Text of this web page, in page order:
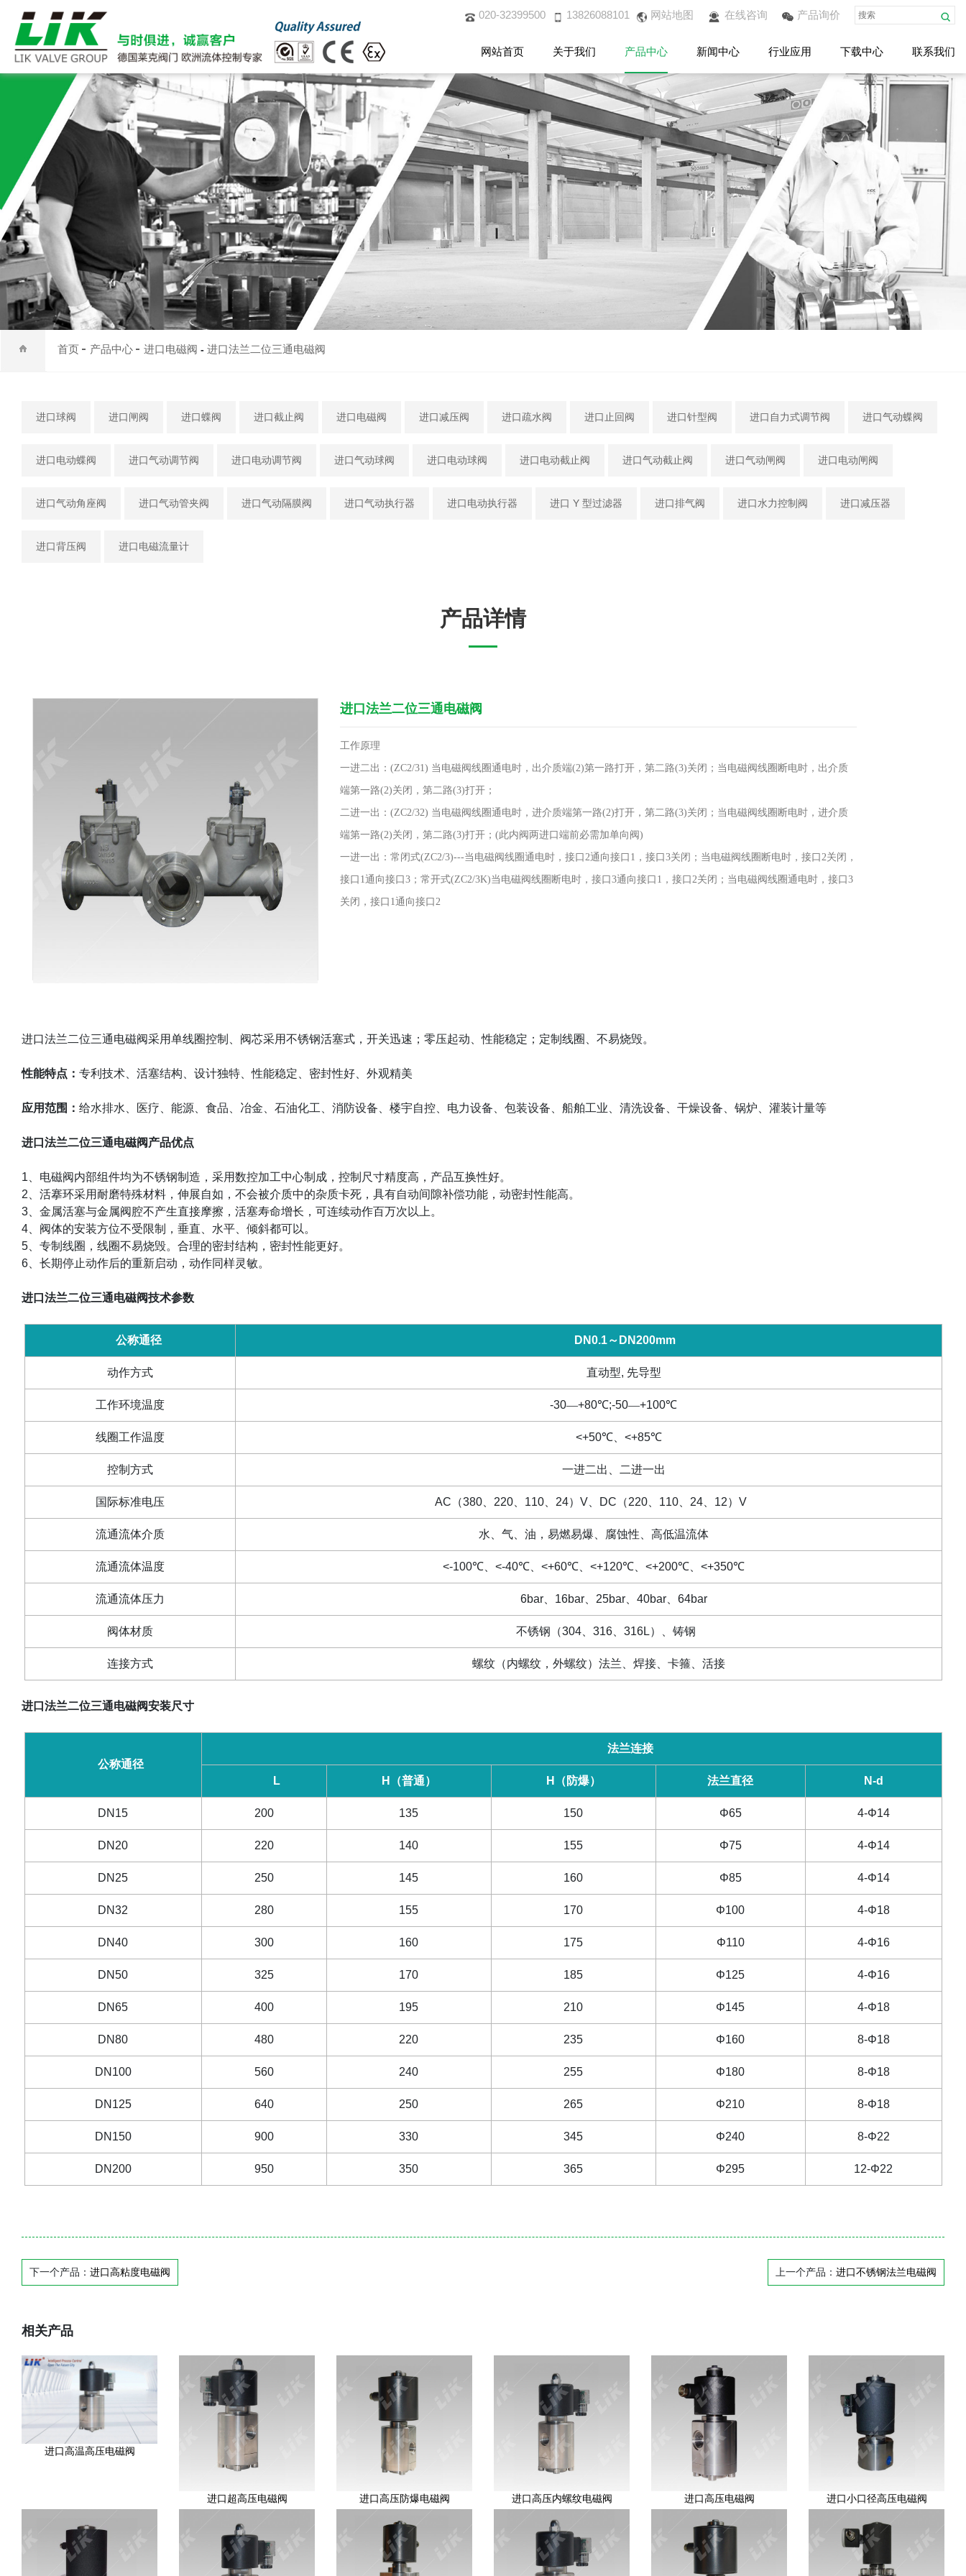
网站首页 关于我们 产品中心 新闻中心 行业应用 下载中心 联系我们
020-32399500 13826088101 网站地图 在线咨询 产品询价
首页 产品中心 进口电磁阀 - 进口法兰二位三通电磁阀
进口球阀 进口闸阀 进口蝶阀 进口截止阀 进口电磁阀 进口减压阀 进口疏水阀 进口止回阀 进口针型阀 进口自力式调节阀 进口气动蝶阀
进口电动蝶阀 进口气动调节阀 进口电动调节阀 进口气动球阀 进口电动球阀 进口电动截止阀 进口气动截止阀 进口气动闸阀 进口电动闸阀
进口气动角座阀 进口气动管夹阀 进口气动隔膜阀 进口气动执行器 进口电动执行器 进口 Y 型过滤器 进口排气阀 进口水力控制阀 进口减压器
进口背压阀 进口电磁流量计
产品详情
进口法兰二位三通电磁阀
工作原理
一进二出：(ZC2/31) 当电磁阀线圈通电时，出介质端(2)第一路打开，第二路(3)关闭；当电磁阀线圈断电时，出介质
端第一路(2)关闭，第二路(3)打开；
二进一出：(ZC2/32) 当电磁阀线圈通电时，进介质端第一路(2)打开，第二路(3)关闭；当电磁阀线圈断电时，进介质
端第一路(2)关闭，第二路(3)打开；(此内阀两进口端前必需加单向阀)
一进一出：常闭式(ZC2/3)---当电磁阀线圈通电时，接口2通向接口1，接口3关闭；当电磁阀线圈断电时，接口2关闭，
接口1通向接口3；常开式(ZC2/3K)当电磁阀线圈断电时，接口3通向接口1，接口2关闭；当电磁阀线圈通电时，接口3
关闭，接口1通向接口2
进口法兰二位三通电磁阀采用单线圈控制、阀芯采用不锈钢活塞式，开关迅速；零压起动、性能稳定；定制线圈、不易烧毁。
性能特点： 专利技术、活塞结构、设计独特、性能稳定、密封性好、外观精美
应用范围： 给水排水、医疗、能源、食品、冶金、石油化工、消防设备、楼宇自控、电力设备、包装设备、船舶工业、清洗设备、干燥设备、锅炉、灌装计量等
进口法兰二位三通电磁阀产品优点
1 、电磁阀内部组件均为不锈钢制造，采用数控加工中心制成，控制尺寸精度高，产品互换性好。
2 、活搴环采用耐磨特殊材料，伸展自如，不会被介质中的杂质卡死，具有自动间隙补偿功能，动密封性能高。
3 、金属活塞与金属阀腔不产生直接摩擦，活塞寿命增长，可连续动作百万次以上。
4 、阀体的安装方位不受限制，垂直、水平、倾斜都可以。
5 、专制线圈，线圈不易烧毁。合理的密封结构，密封性能更好。
6 、长期停止动作后的重新启动，动作同样灵敏。
进口法兰二位三通电磁阀技术参数
公称通径 DN0.1～ DN200mm
动作方式 直动型, 先导型
工作环境温度 -30—+80℃;-50—+100℃
线圈工作温度 <+50℃、 <+85℃
控制方式 一进二出、二进一出
国际标准电压 AC （380 220 110 24） V DC （220 110 24 12） V
流通流体介质 水、气、油，易燃易爆、腐蚀性、高低温流体
流通流体温度 <-100℃、 <-40℃、 <+60℃、 <+120℃、 <+200℃、 <+350℃
流通流体压力 6bar、 16bar、 25bar、 40bar、 64bar
阀体材质 不锈钢（304 316 316L）、铸钢
连接方式 螺纹（内螺纹，外螺纹）法兰、焊接、卡箍、活接
进口法兰二位三通电磁阀安装尺寸
公称通径
法兰连接
L H （普通） H （防爆） 法兰直径 N-d
DN15 200 135 150 Φ65 4-Φ14
DN20 220 140 155 Φ75 4-Φ14
DN25 250 145 160 Φ85 4-Φ14
DN32 280 155 170 Φ100 4-Φ18
DN40 300 160 175 Φ110 4-Φ16
DN50 325 170 185 Φ125 4-Φ16
DN65 400 195 210 Φ145 4-Φ18
DN80 480 220 235 Φ160 8-Φ18
DN100 560 240 255 Φ180 8-Φ18
DN125 640 250 265 Φ210 8-Φ18
DN150 900 330 345 Φ240 8-Φ22
DN200 950 350 365 Φ295 12-Φ22
下一个产品： 进口高粘度电磁阀 上一个产品： 进口不锈钢法兰电磁阀
相关产品
进口高温高压电磁阀
进口超高压电磁阀 进口高压防爆电磁阀 进口高压内螺纹电磁阀 进口高压电磁阀 进口小口径高压电磁阀